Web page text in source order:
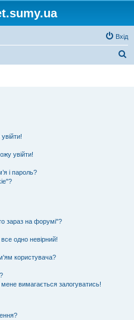
Вхід
увійти!
і пароль?
зараз на форумі"?
одно невірний!
користувача?
вимагається залогуватись!